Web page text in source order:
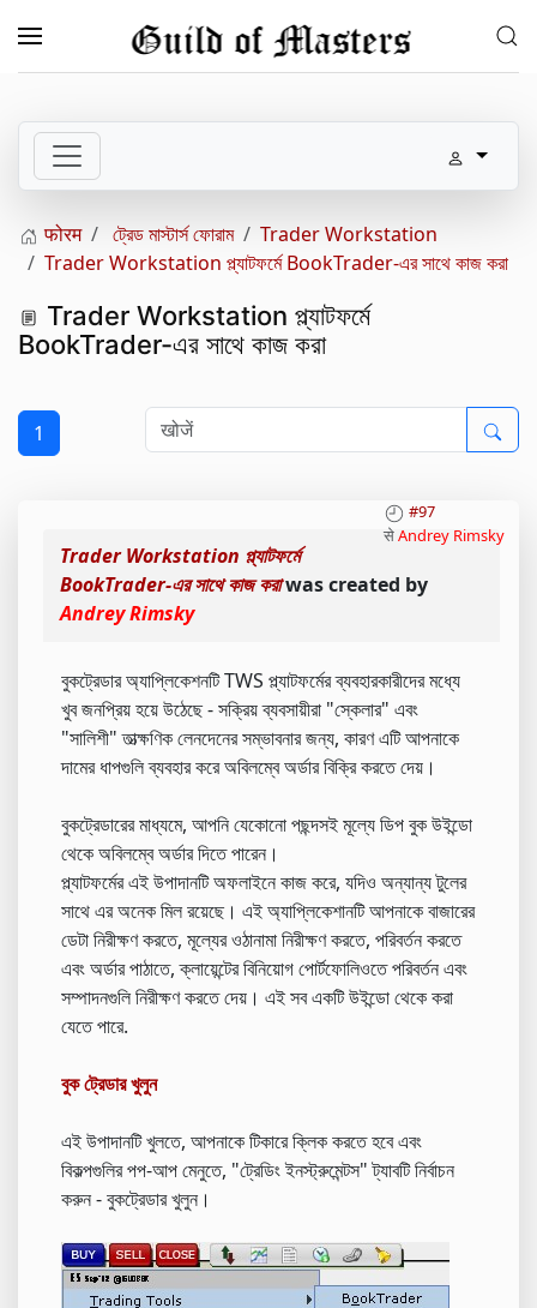
Skip to main content
फोरम ট্রেড মাস্টার্স ফোরাম
Trader Workstation
Trader Workstation প্ল্যাটফর্মে BookTrader-এর সাথে কাজ করা
Trader Workstation প্ল্যাটফর্মে
BookTrader-এর সাথে কাজ করা
1
#97
सेAndrey Rimsky
Trader Workstation প্ল্যাটফর্মে
BookTrader-এর সাথে কাজ করাwas created by
Andrey Rimsky
বুকট্রেডার অ্যাপ্লিকেশনটি TWS প্ল্যাটফর্মের ব্যবহারকারীদের মধ্যে
খুব জনপ্রিয় হয়ে উঠেছে - সক্রিয় ব্যবসায়ীরা "স্কেলার" এবং
"সালিশী" তাত্ক্ষণিক লেনদেনের সম্ভাবনার জন্য, কারণ এটি আপনাকে
দামের ধাপগুলি ব্যবহার করে অবিলম্বে অর্ডার বিক্রি করতে দেয়।
বুকট্রেডারের মাধ্যমে, আপনি যেকোনো পছন্দসই মূল্যে ডিপ বুক উইন্ডো
থেকে অবিলম্বে অর্ডার দিতে পারেন।
প্ল্যাটফর্মের এই উপাদানটি অফলাইনে কাজ করে, যদিও অন্যান্য টুলের
সাথে এর অনেক মিল রয়েছে। এই অ্যাপ্লিকেশানটি আপনাকে বাজারের
ডেটা নিরীক্ষণ করতে, মূল্যের ওঠানামা নিরীক্ষণ করতে, পরিবর্তন করতে
এবং অর্ডার পাঠাতে, ক্লায়েন্টের বিনিয়োগ পোর্টফোলিওতে পরিবর্তন এবং
সম্পাদনগুলি নিরীক্ষণ করতে দেয়। এই সব একটি উইন্ডো থেকে করা
যেতে পারে.
বুক ট্রেডার খুলুন
এই উপাদানটি খুলতে, আপনাকে টিকারে ক্লিক করতে হবে এবং
বিকল্পগুলির পপ-আপ মেনুতে, "ট্রেডিং ইনস্ট্রুমেন্টস" ট্যাবটি নির্বাচন
করুন - বুকট্রেডার খুলুন।